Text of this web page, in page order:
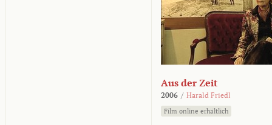
Aus der Zeit
2006 / Harald Friedl
Film online erhältlich